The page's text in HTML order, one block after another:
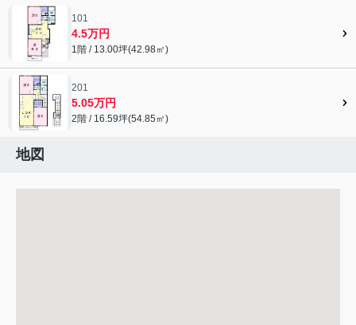
101
4.5万円
1階 / 13.00坪(42.98㎡)
201
5.05万円
2階 / 16.59坪(54.85㎡)
地図